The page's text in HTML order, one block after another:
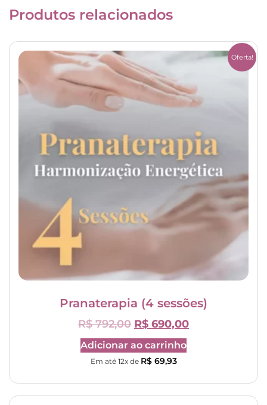
Produtos relacionados
Oferta!
Pranaterapia (4 sessões)
R$792,00 R$ 690,00
Adicionar ao carrinho
Em até 12x de R$69,93